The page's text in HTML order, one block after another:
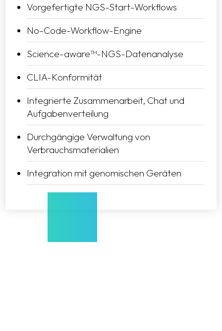
Vorgefertigte NGS-Start-Workflows
No-Code-Workflow-Engine
Science-aware™-NGS-Datenanalyse
CLIA-Konformität
Integrierte Zusammenarbeit, Chat und
Aufgabenverteilung
Durchgängige Verwaltung von
Verbrauchsmaterialien
Integration mit genomischen Geräten